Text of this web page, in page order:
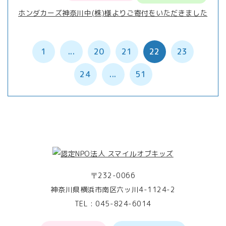
ホンダカーズ神奈川中(株)様よりご寄付をいただきました
1 ... 20 21 22 23
24 ... 51
〒232-0066
神奈川県横浜市南区六ッ川4-1124-2
TEL :045-824-6014